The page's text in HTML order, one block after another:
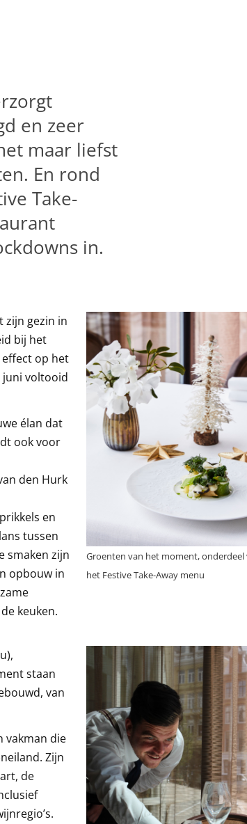
en zeer
maar liefst
En rond
Take-
in.
zijn gezin in
bij het
op het
juni voltooid
élan dat
ook voor
den Hurk
en
tussen
smaken zijn
opbouw in
keuken.
Groenten van het moment, onderdeel
het Festive Take-Away menu
staan
van
vakman die
Zijn
de